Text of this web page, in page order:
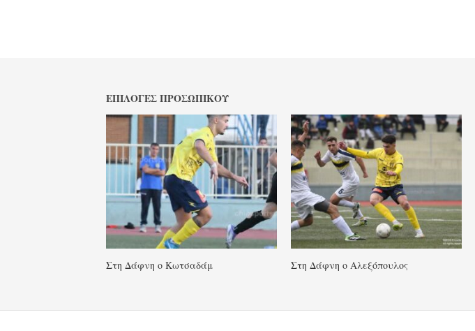
ΕΠΙΛΟΓΈΣ ΠΡΟΣΩΠΙΚΟΎ
Στη Δάφνη ο Κωτσαδάμ Στη Δάφνη ο Αλεξόπουλος